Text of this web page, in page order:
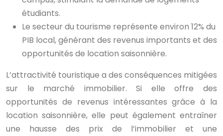
étudiants.
Le secteur du tourisme représente environ 12% du
PIB local, générant des revenus importants et des
opportunités de location saisonnière.
L’attractivité touristique a des conséquences mitigées
sur le marché immobilier. Si elle offre des
opportunités de revenus intéressantes grâce à la
location saisonnière, elle peut également entraîner
une hausse des prix de l’immobilier et une